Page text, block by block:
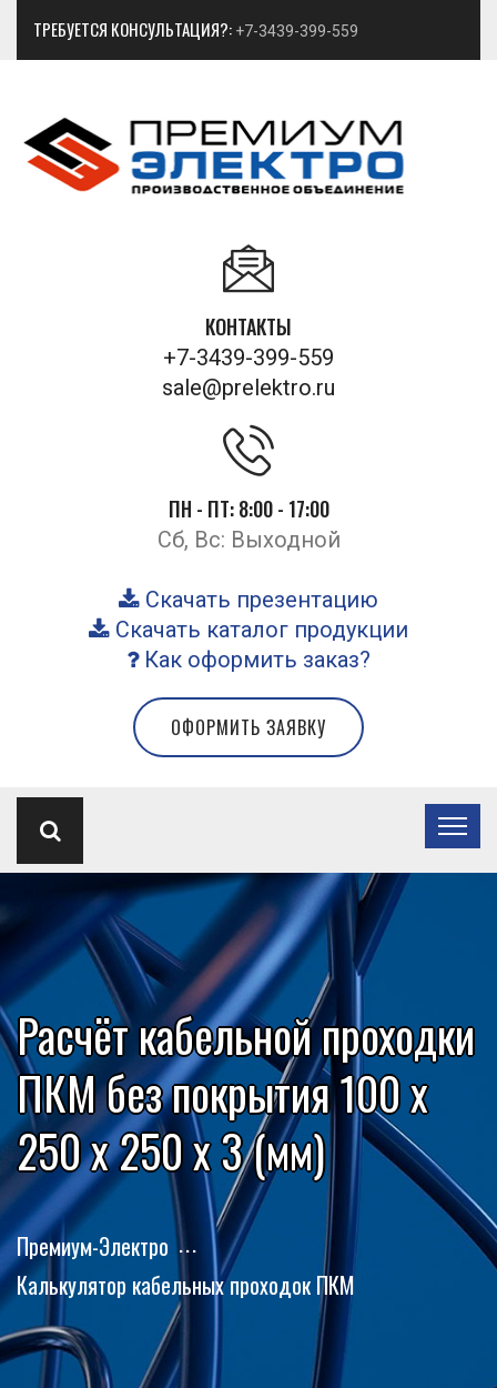
ТРЕБУЕТСЯ КОНСУЛЬТАЦИЯ?: +7-3439-399-559
КОНТАКТЫ
+7-3439-399-559
sale@prelektro.ru
ПН - ПТ: 8:00 - 17:00
Сб, Вс: Выходной
Скачать презентацию
Скачать каталог продукции
Как оформить заказ?
ОФОРМИТЬ ЗАЯВКУ
Расчёт кабельной проходки
ПКМ без покрытия 100 x
250 x 250 x 3 (мм)
Премиум-Электро
Калькулятор кабельных проходок ПКМ